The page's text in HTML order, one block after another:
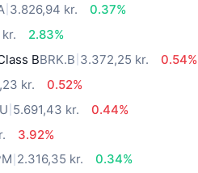
3.826,94 kr.
0.37%
2.83%
BBRK.B 3.372,25 kr.
0.54%
kr.
0.52%
5.691,43 kr.
0.44%
3.92%
2.316,35 kr.
0.34%